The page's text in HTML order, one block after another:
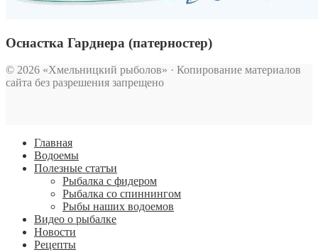
Оснастка Гарднера (патерностер)
© 2026 «Хмельницкий рыболов» · Копирование материалов
сайта без разрешения запрещено
Главная
Водоемы
Полезные статъи
Рыбалка с фидером
Рыбалка со спиннингом
Рыбы наших водоемов
Видео о рыбалке
Новости
Рецепты